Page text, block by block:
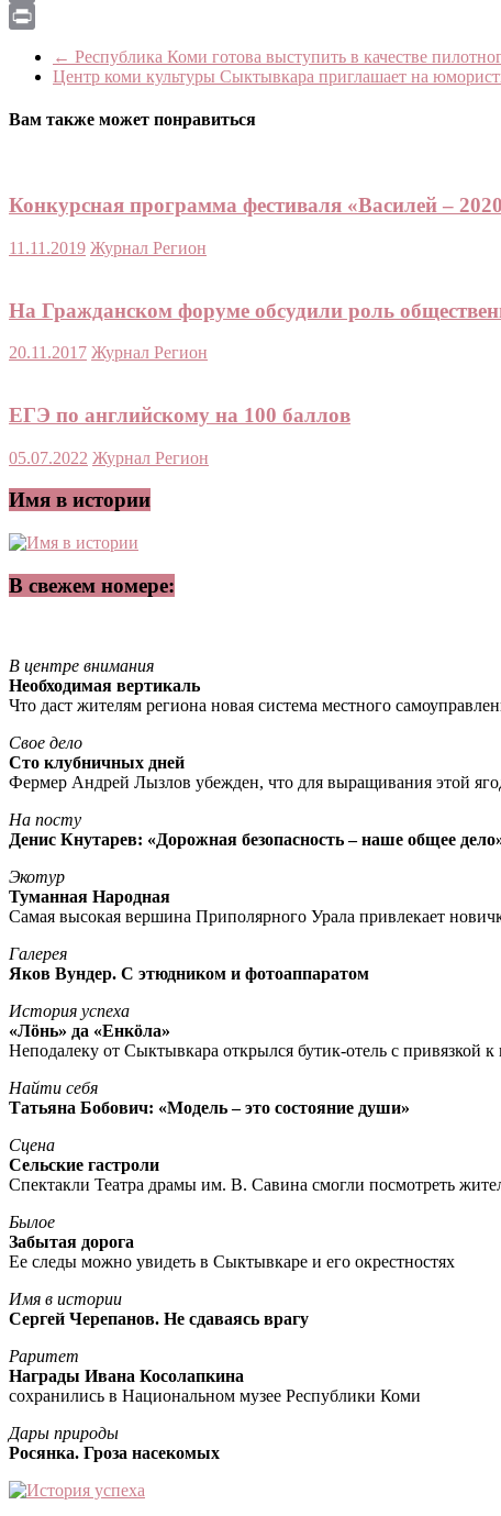
Email
← Республика Коми готова выступить в качестве
Центр коми культуры Сыктывкара приглашает на
Вам также может понравиться
Конкурсная программа фестиваля «Василей –
11.11.2019 Журнал Регион
На Гражданском форуме обсудили роль
20.11.2017 Журнал Регион
ЕГЭ по английскому на 100 баллов
05.07.2022 Журнал Регион
Имя в истории
В свежем номере:
В центре внимания
Необходимая вертикаль
Что даст жителям региона новая система местного
Свое дело
Сто клубничных дней
Фермер Андрей Лызлов убежден, что для выращивания этой
На посту
Денис Кнутарев: «Дорожная безопасность – наше общее
Экотур
Туманная Народная
Самая высокая вершина Приполярного Урала привлекает
Галерея
Яков Вундер. С этюдником и фотоаппаратом
История успеха
«Лöнь» да «Енкöла»
Неподалеку от Сыктывкара открылся бутик-отель с привязкой к
Найти себя
Татьяна Бобович: «Модель – это состояние души»
Сцена
Сельские гастроли
Спектакли Театра драмы им. В. Савина смогли посмотреть
Былое
Забытая дорога
Ее следы можно увидеть в Сыктывкаре и его окрестностях
Имя в истории
Сергей Черепанов. Не сдаваясь врагу
Раритет
Награды Ивана Косолапкина
сохранились в Национальном музее Республики Коми
Дары природы
Росянка. Гроза насекомых